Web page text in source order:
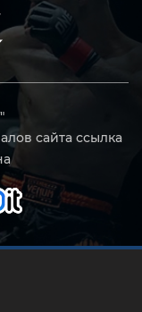
сайта ссылка
закрыть